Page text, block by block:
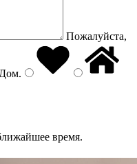
Пожалуйста,
Дом.
время.